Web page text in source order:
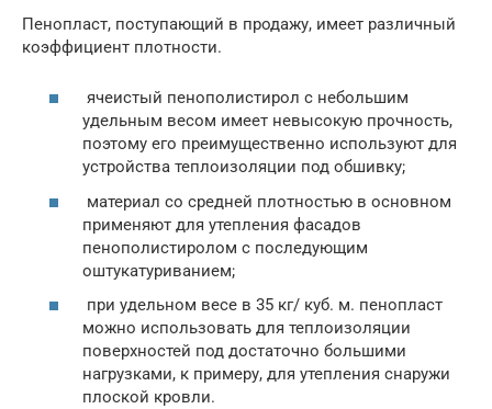
Пенопласт, поступающий в продажу, имеет различный
коэффициент плотности.
ячеистый пенополистирол с небольшим
удельным весом имеет невысокую прочность,
поэтому его преимущественно используют для
устройства теплоизоляции под обшивку;
материал со средней плотностью в основном
применяют для утепления фасадов
пенополистиролом с последующим
оштукатуриванием;
при удельном весе в 35 кг/ куб. м. пенопласт
можно использовать для теплоизоляции
поверхностей под достаточно большими
нагрузками, к примеру, для утепления снаружи
плоской кровли.